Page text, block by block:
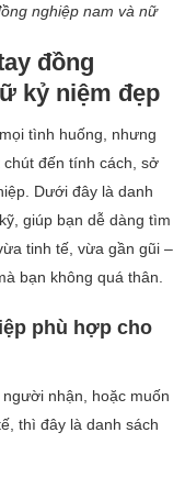
nghiệp nam và nữ
đồng
kỷ niệm đẹp
tình huống, nhưng
đến tính cách, sở
Dưới đây là danh
giúp bạn dễ dàng tìm
tinh tế, vừa gần gũi –
bạn không quá thân.
phù hợp cho
nhận, hoặc muốn
thì đây là danh sách